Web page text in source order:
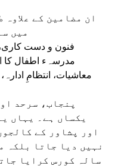
ان مضامین کے
میں
فنون و دست کاری،
مدرسہء اطفال کا
معاشیات، انتظامِ
پنجاب، سرحد
یکساں ہے۔ یہاں
اور پشاور کے
نہیں دیا جاتا بلکہ
سالہ کورس کرایا